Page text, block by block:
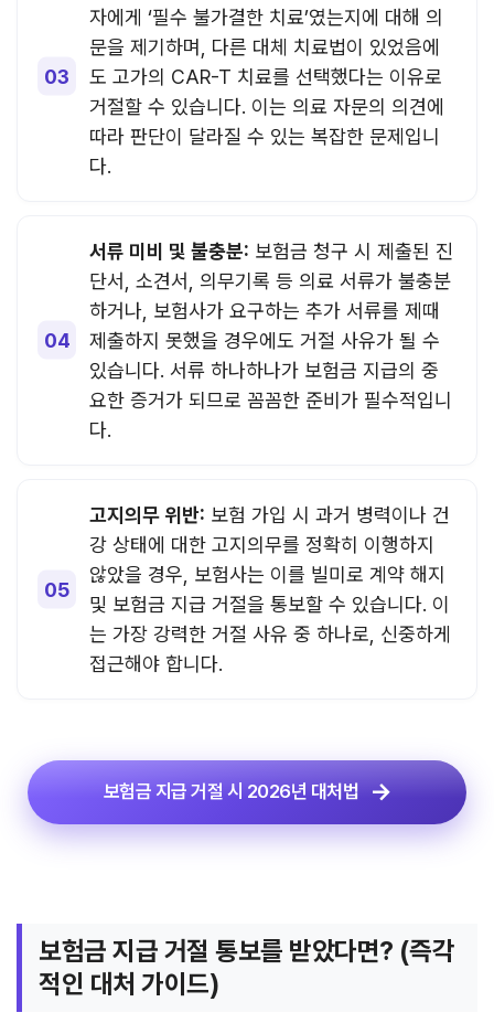
자에게 ‘필수 불가결한 치료’였는지에 대해 의
문을 제기하며, 다른 대체 치료법이 있었음에
도 고가의 CAR-T 치료를 선택했다는 이유로
거절할 수 있습니다. 이는 의료 자문의 의견에
따라 판단이 달라질 수 있는 복잡한 문제입니
다.
서류 미비 및 불충분: 보험금 청구 시 제출된 진
단서, 소견서, 의무기록 등 의료 서류가 불충분
하거나, 보험사가 요구하는 추가 서류를 제때
제출하지 못했을 경우에도 거절 사유가 될 수
있습니다. 서류 하나하나가 보험금 지급의 중
요한 증거가 되므로 꼼꼼한 준비가 필수적입니
다.
고지의무 위반: 보험 가입 시 과거 병력이나 건
강 상태에 대한 고지의무를 정확히 이행하지
않았을 경우, 보험사는 이를 빌미로 계약 해지
및 보험금 지급 거절을 통보할 수 있습니다. 이
는 가장 강력한 거절 사유 중 하나로, 신중하게
접근해야 합니다.
보험금 지급 거절 시 2026년 대처법
보험금 지급 거절 통보를 받았다면? (즉각
적인 대처 가이드)